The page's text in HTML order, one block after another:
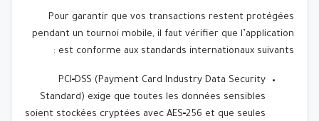
Pour garantir que vos transactions restent protégées
pendant un tournoi mobile, il faut vérifier que l’application
est conforme aux standards internationaux suivants :
PCI‑DSS (Payment Card Industry Data Security
Standard) exige que toutes les données sensibles
soient stockées cryptées avec AES‑256 et que seules